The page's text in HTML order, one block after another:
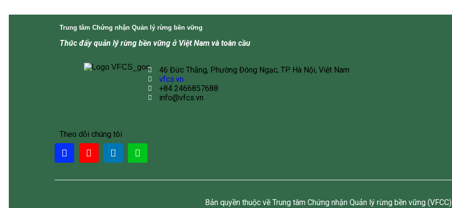
Trung tâm Chứng nhận Quản lý rừng bền vững
Thúc đẩy quản lý rừng bền vững ở Việt Nam và toàn cầu
46 Đức Thắng, Phường Đông Ngạc, TP Hà Nội, Việt Nam
vfcs.vn
+84 2466857688
info@vfcs.vn
Theo dõi chúng tôi
Bản quyền thuộc về Trung tâm Chứng nhận Quản lý rừng bền vững (VFCC)